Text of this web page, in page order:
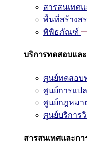
สารสนเทศ
พื้นที่สร้างส
พิพิธภัณฑ์
บริการทดสอบแล
ศูนย์ทดสอบ
ศูนย์การแป
ศูนย์กฎหมา
ศูนย์บริการ
สารสนเทศและกา